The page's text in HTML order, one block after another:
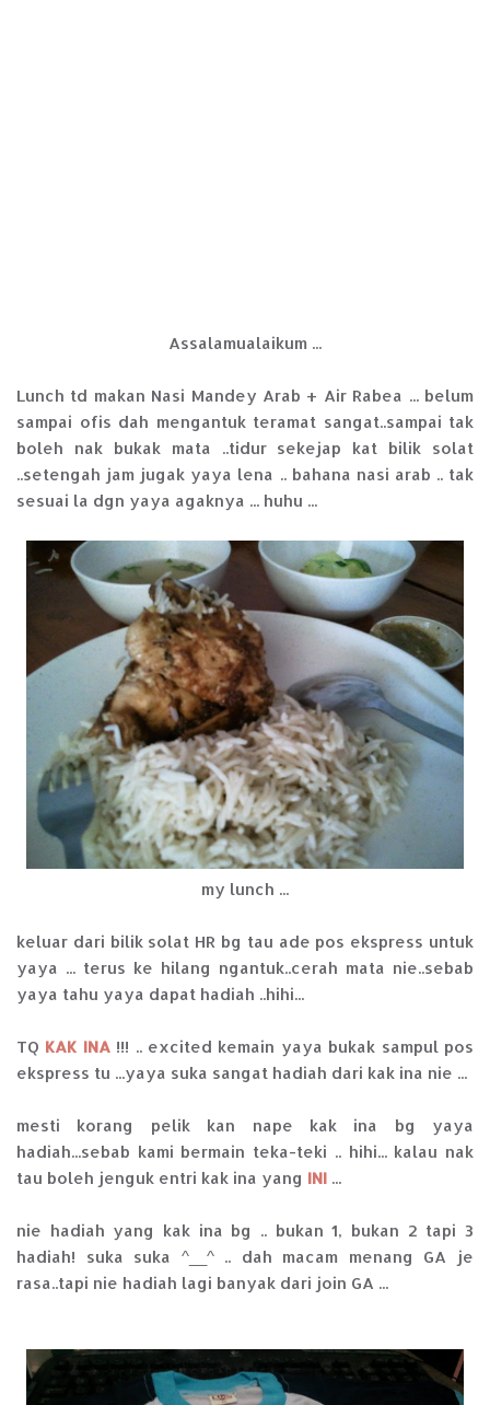
Assalamualaikum ...
Lunch td makan Nasi Mandey Arab + Air Rabea ... belum
sampai ofis dah mengantuk teramat sangat..sampai tak
boleh nak bukak mata ..tidur sekejap kat bilik solat
..setengah jam jugak yaya lena .. bahana nasi arab .. tak
sesuai la dgn yaya agaknya ... huhu ...
my lunch ...
keluar dari bilik solat HR bg tau ade pos ekspress untuk
yaya ... terus ke hilang ngantuk..cerah mata nie..sebab
yaya tahu yaya dapat hadiah ..hihi...
TQ KAK INA!!! .. excited kemain yaya bukak sampul pos
ekspress tu ...yaya suka sangat hadiah dari kak ina nie ...
mesti korang pelik kan nape kak ina bg yaya
hadiah...sebab kami bermain teka-teki .. hihi... kalau nak
tau boleh jenguk entri kak ina yang INI ...
nie hadiah yang kak ina bg .. bukan 1, bukan 2 tapi 3
hadiah! suka suka ^__^ .. dah macam menang GA je
rasa..tapi nie hadiah lagi banyak dari join GA ...